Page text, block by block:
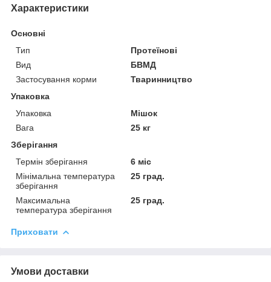
Характеристики
Основні
Тип
Протеїнові
Вид
БВМД
Застосування корми
Тваринництво
Упаковка
Упаковка
Мішок
Вага
25 кг
Зберігання
Термін зберігання
6 міс
Мінімальна температура
зберігання
25 град.
Максимальна
температура зберігання
25 град.
Приховати
Умови доставки